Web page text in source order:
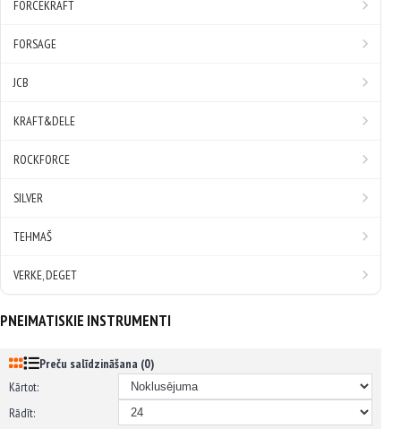
FORCEKRAFT
FORSAGE
JCB
KRAFT&DELE
ROCKFORCE
SILVER
TEHMAŠ
VERKE, DEGET
PNEIMATISKIE INSTRUMENTI
Preču salīdzināšana (0)
Kārtot:
Rādīt: